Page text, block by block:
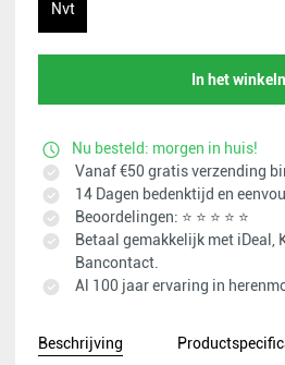
Nvt
In het
Nu besteld: morgen in huis!
Vanaf €50 gratis verzending
14 Dagen bedenktijd en
Beoordelingen: ⭐ ⭐ ⭐ ⭐ ⭐
Betaal gemakkelijk met iDeal,
Bancontact.
Al 100 jaar ervaring in
Beschrijving